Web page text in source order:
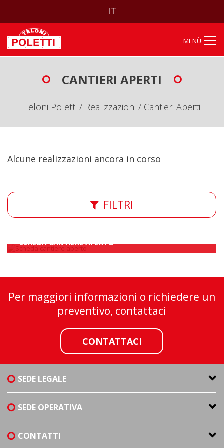
IT
MENÙ
CANTIERI APERTI
Teloni Poletti / Realizzazioni / Cantieri Aperti
Alcune realizzazioni ancora in corso
FILTRI
SCHEDA CANTIERE APERTO
Per maggiori informazioni o richiedere un
preventivo, contattaci
CONTATTACI
SEDE LEGALE
SEDE OPERATIVA
CONTATTI